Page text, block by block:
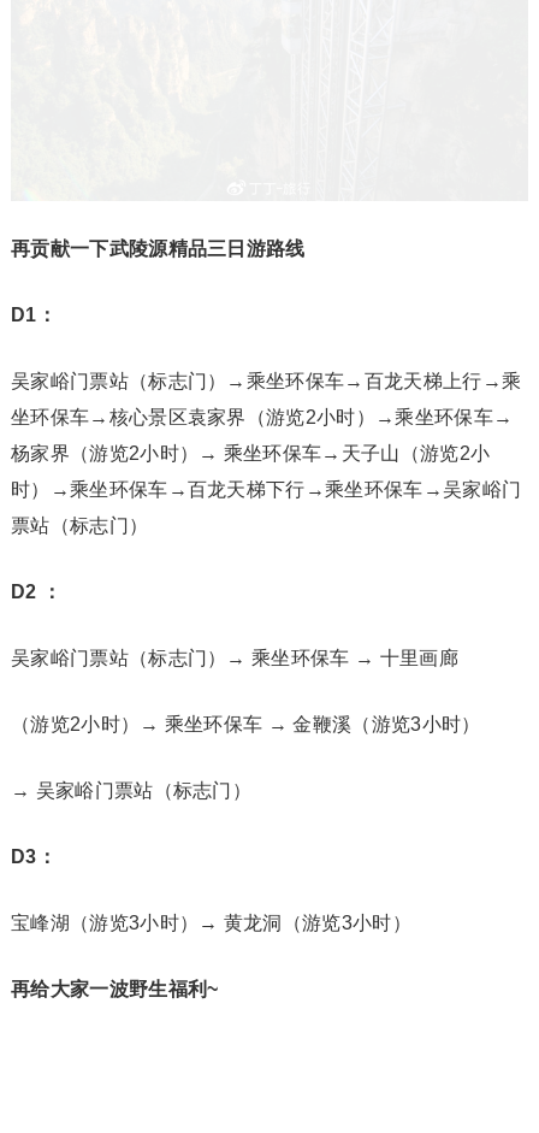
再贡献一下武陵源精品三日游路线
D1：
吴家峪门票站（标志门）→乘坐环保车→百龙天梯上行→乘
杨家界（游览2小时）→ 乘坐环保车→天子山（游览2小
票站（标志门）
D2 ：
吴家峪门票站（标志门）→ 乘坐环保车 → 十里画廊
（游览2小时）→ 乘坐环保车 → 金鞭溪（游览3小时）
→ 吴家峪门票站（标志门）